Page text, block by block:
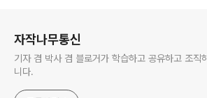
자작나무통신
기자 겸 박사 겸 블로거가 학습하고 공유하고 조직
니다.